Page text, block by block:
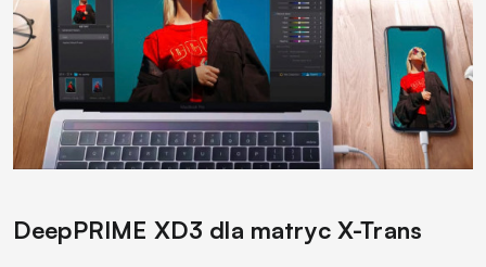
DeepPRIME XD3 dla matryc X-Trans